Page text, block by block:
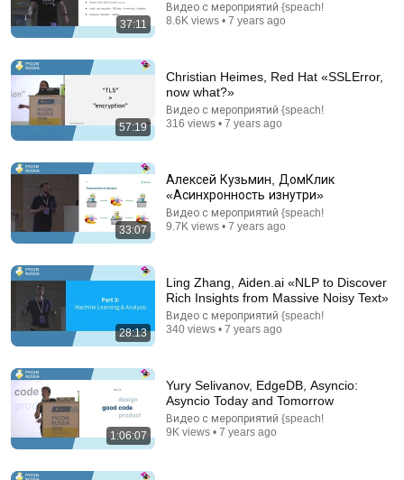
Lubinski [ARC 2026]
Alliance for Responsible Citizenship • 911K views
37:11
Видео с мероприятий {speach!
8.6K views • 7 years ago
57:19
Christian Heimes, Red Hat «SSLError,
now what?»
Видео с мероприятий {speach!
316 views • 7 years ago
33:07
Алексей Кузьмин, ДомКлик
«Асинхронность изнутри»
Видео с мероприятий {speach!
9.7K views • 7 years ago
28:13
Ling Zhang, Aiden.ai «NLP to Discover
Rich Insights from Massive Noisy Text»
Видео с мероприятий {speach!
340 views • 7 years ago
1:06:07
Yury Selivanov, EdgeDB, Asyncio:
Asyncio Today and Tomorrow
Видео с мероприятий {speach!
9K views • 7 years ago